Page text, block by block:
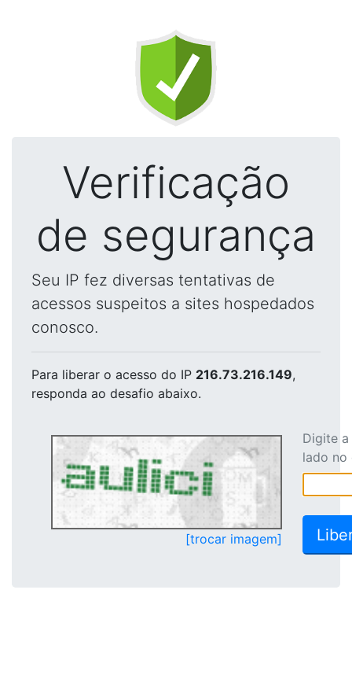
Verificação
de segurança
Seu IP fez diversas tentativas de
acessos suspeitos a sites hospedados
conosco.
Para liberar o acesso do IP 216.73.216.149,
responda ao desafio abaixo.
[trocar imagem]
Digite
lado no